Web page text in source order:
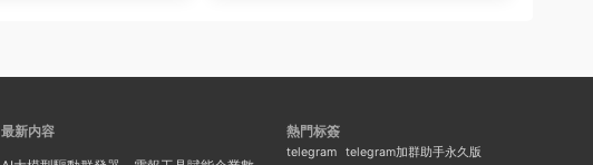
最新内容 熱門标簽
telegram telegram加群助手永久版